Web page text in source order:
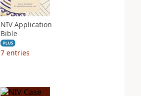
NIV Application
Bible
PLUS
7 entries